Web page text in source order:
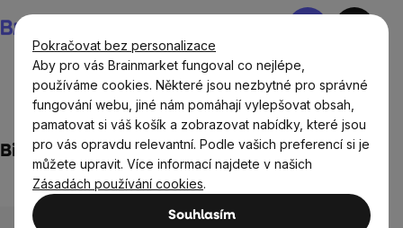
Pokračovat bez personalizace
Aby pro vás Brainmarket fungoval co nejlépe,
používáme cookies. Některé jsou nezbytné pro správné
fungování webu, jiné nám pomáhají vylepšovat obsah,
pamatovat si váš košík a zobrazovat nabídky, které jsou
pro vás opravdu relevantní. Podle vašich preferencí si je
můžete upravit. Více informací najdete v našich
Zásadách používání cookies.
Souhlasím
na
obsah
Nákupní
Potraviny Sušené plody Sušené ovoce a zelenina
Bio černý česnek 200g sklo
Průměrné
hodnocení
produktu
4 hodnocení